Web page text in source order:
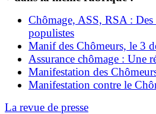
Chômage, ASS, RSA : Des
populistes
Manif des Chômeurs, le 3
Assurance chômage : Une
Manifestation des
Manifestation contre le
La revue de presse